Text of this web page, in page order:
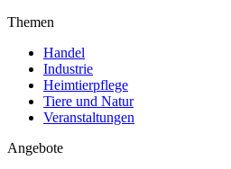
Themen
Handel
Industrie
Heimtierpflege
Tiere und Natur
Veranstaltungen
Angebote